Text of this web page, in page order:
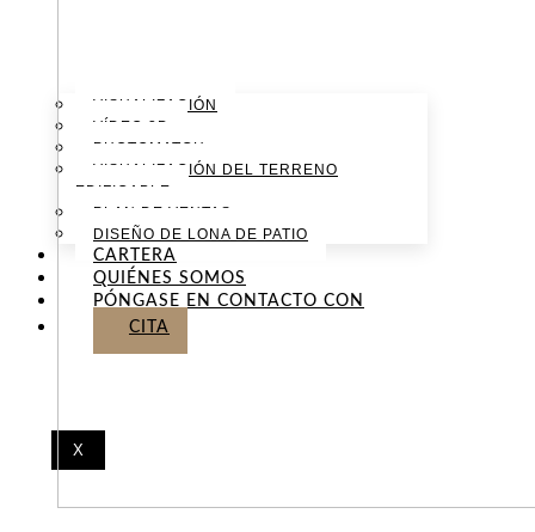
VISUALIZACIÓN
VÍDEO 3D
PHOTOMATCH
VISUALIZACIÓN DEL TERRENO
EDIFICABLE
PLAN DE VENTAS
DISEÑO DE LONA DE PATIO
CARTERA
QUIÉNES SOMOS
PÓNGASE EN CONTACTO CON
CITA
X